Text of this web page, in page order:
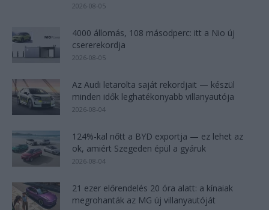
2026-08-05
4000 állomás, 108 másodperc: itt a Nio új
csererekordja
2026-08-05
Az Audi letarolta saját rekordjait — készül
minden idők leghatékonyabb villanyautója
2026-08-04
124%-kal nőtt a BYD exportja — ez lehet az
ok, amiért Szegeden épül a gyáruk
2026-08-04
21 ezer előrendelés 20 óra alatt: a kínaiak
megrohanták az MG új villanyautóját